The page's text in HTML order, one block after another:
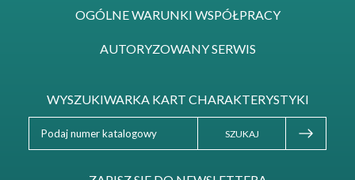
OGÓLNE WARUNKI WSPÓŁPRACY
AUTORYZOWANY SERWIS
WYSZUKIWARKA KART CHARAKTERYSTYKI
SZUKAJ